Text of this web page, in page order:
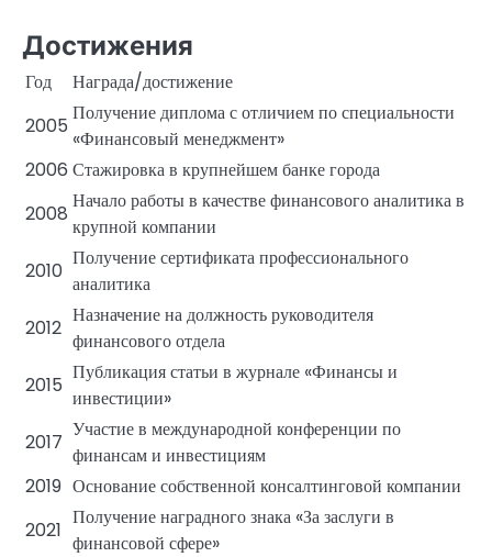
Достижения
Год
Награда/достижение
2005
Получение диплома с отличием по специальности
«Финансовый менеджмент»
2006 Стажировка в крупнейшем банке города
2008
Начало работы в качестве финансового аналитика в
крупной компании
2010
Получение сертификата профессионального
аналитика
2012
Назначение на должность руководителя
финансового отдела
2015
Публикация статьи в журнале «Финансы и
инвестиции»
2017
Участие в международной конференции по
финансам и инвестициям
2019 Основание собственной консалтинговой компании
2021
Получение наградного знака «За заслуги в
финансовой сфере»